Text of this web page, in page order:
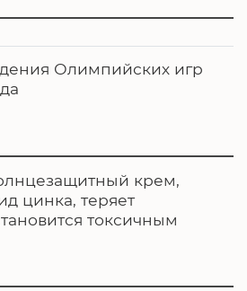
Олимпийских игр
крем,
цинка, теряет
токсичным